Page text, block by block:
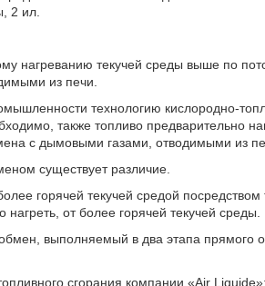
2 ил.
нагреванию текучей среды выше по
из печи.
технологию кислородно-
также топливо предварительно
с дымовыми газами, отводимыми из
существует различие.
горячей текучей средой посредством
от более горячей текучей среды.
выполняемый в два этапа прямого
сгорания компании «Air Liquide»: